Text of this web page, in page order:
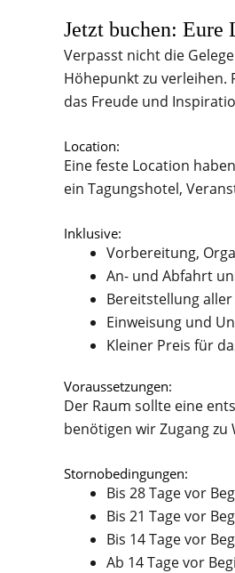
Jetzt buchen: Eure
Verpasst nicht die
Höhepunkt zu verleihen.
das Freude und
Location:
Eine feste Location
ein Tagungshotel,
Inklusive:
Vorbereitung,
An- und Abfahrt
Bereitstellung
Einweisung und
Kleiner Preis für
Voraussetzungen:
Der Raum sollte eine
benötigen wir Zugang zu
Stornobedingungen:
Bis 28 Tage vor
Bis 21 Tage vor
Bis 14 Tage vor
Ab 14 Tage vor